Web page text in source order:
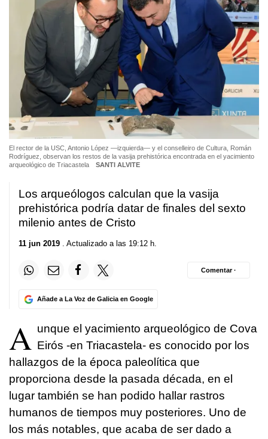
El rector de la USC, Antonio López —izquierda— y el conselleiro de Cultura, Román
Rodríguez, observan los restos de la vasija prehistórica encontrada en el yacimiento
arqueológico de Triacastela
SANTI ALVITE
Los arqueólogos calculan que la vasija
prehistórica podría datar de finales del sexto
milenio antes de Cristo
11 jun 2019 . Actualizado a las 19:12 h.
Añade a La Voz de Galicia en Google
Comentar ·
A unque el yacimiento arqueológico de Cova
Eirós -en Triacastela- es conocido por los
hallazgos de la época paleolítica que
proporciona desde la pasada década, en el
lugar también se han podido hallar rastros
humanos de tiempos muy posteriores. Uno de
los más notables, que acaba de ser dado a